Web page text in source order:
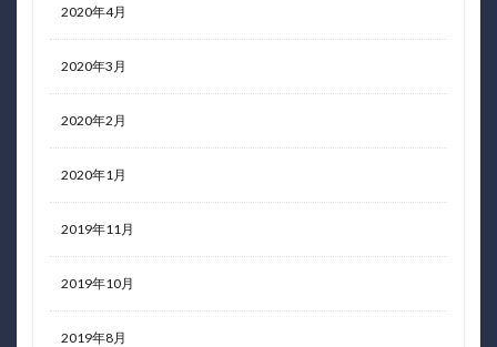
2020年4月
2020年3月
2020年2月
2020年1月
2019年11月
2019年10月
2019年8月